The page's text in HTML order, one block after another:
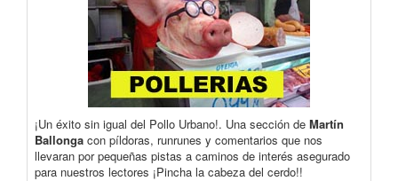
¡Un éxito sin igual del Pollo Urbano!. Una sección de Martín
Ballonga con píldoras, runrunes y comentarios que nos
llevaran por pequeñas pistas a caminos de interés asegurado
para nuestros lectores ¡Pincha la cabeza del cerdo!!